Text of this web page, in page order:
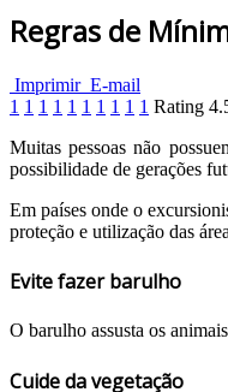
Regras de
Imprimir E-mail
1 1 1 1 1 1 1 1 1 1 Rating
Muitas pessoas não
possibilidade de gerações
Em países onde o
proteção e utilização das
Evite fazer barulho
O barulho assusta os
Cuide da vegetação